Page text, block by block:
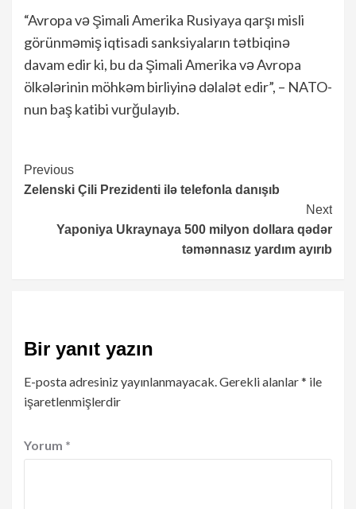
“Avropa və Şimali Amerika Rusiyaya qarşı misli
görünməmiş iqtisadi sanksiyaların tətbiqinə
davam edir ki, bu da Şimali Amerika və Avropa
ölkələrinin möhkəm birliyinə dəlalət edir”, – NATO-
nun baş katibi vurğulayıb.
Continue
Reading
Previous
Zelenski Çili Prezidenti ilə telefonla danışıb
Next
Yaponiya Ukraynaya 500 milyon dollara qədər
təmənnasız yardım ayırıb
Bir yanıt yazın
E-posta adresiniz yayınlanmayacak.Gerekli alanlar* ile
işaretlenmişlerdir
Yorum *